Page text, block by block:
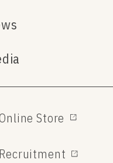
Store
Recruitment